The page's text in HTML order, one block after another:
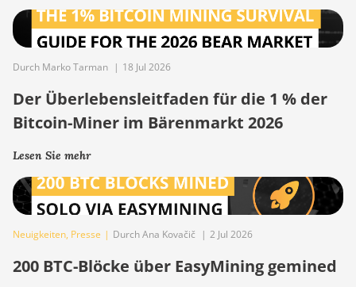
Durch Marko Tarman | 18 Jul 2026
Der Überlebensleitfaden für die 1 % der
Bitcoin-Miner im Bärenmarkt 2026
Lesen Sie mehr
Neuigkeiten, Presse | Durch Ana Kovačič | 2 Jul 2026
200 BTC-Blöcke über EasyMining gemined